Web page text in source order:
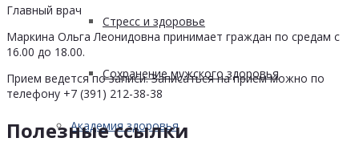
Стресс и здоровье
Сохранение мужского здоровья
Академия здоровья
Главный врач
Маркина Ольга Леонидовна принимает граждан по средам с
16.00 до 18.00.
Прием ведется по записи. Записаться на прием можно по
телефону +7 (391) 212-38-38
Полезные ссылки